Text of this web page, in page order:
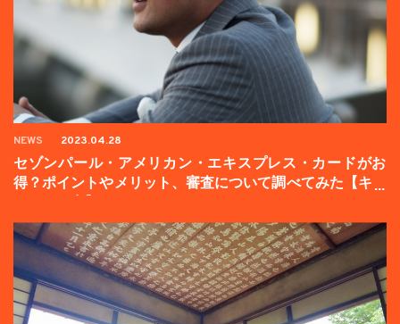
NEWS 2023.04.28
セゾンパール・アメリカン・エキスプレス・カードがお
得？ポイントやメリット、審査について調べてみた【キャ